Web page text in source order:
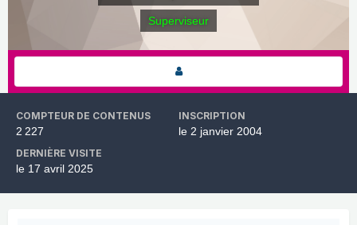
Superviseur
COMPTEUR DE CONTENUS
2 227
INSCRIPTION
le 2 janvier 2004
DERNIÈRE VISITE
le 17 avril 2025